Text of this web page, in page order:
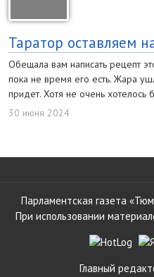
Таратор оставляем
Обещала вам написать рецепт
пока не время его есть. Жара
придет. Хотя не очень
30 июня 2024
Парламентская газета
При использовании
Главный